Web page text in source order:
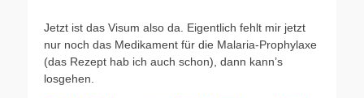
Jetzt ist das Visum also da. Eigentlich fehlt mir jetzt
nur noch das Medikament für die Malaria-Prophylaxe
(das Rezept hab ich auch schon), dann kann’s
losgehen.